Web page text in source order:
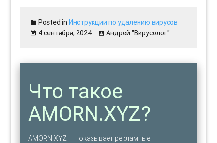
Posted inИнструкции по удалению вирусов
4 сентября, 2024
Андрей "Вирусолог"
Что такое
AMORN.XYZ?
AMORN.XYZ — показывает рекламные